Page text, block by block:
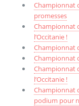
Championnat
promesses
Championnat
l’Occitanie !
Championnat
Championnat
Championnat
l’Occitanie !
Championnat
podium pour